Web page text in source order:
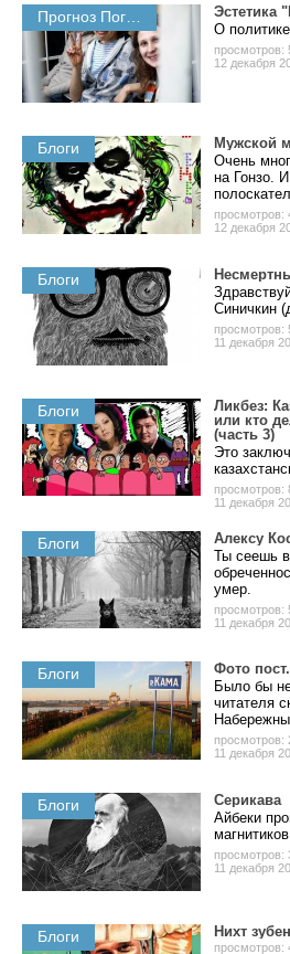
Эстетика
О
просмотров:
12 декабря
Блоги
Мужской
Очень
на Гонзо.
просмотров:
12 декабря
Блоги
Синичкин
просмотров:
11 декабря
Блоги
Ликбез:
или кто
(часть 3)
Это
просмотров:
11 декабря
Блоги
Алексу
Ты сеешь
умер.
просмотров:
11 декабря
Блоги
Фото
Было бы
читателя
просмотров:
11 декабря
Блоги
Серикава
Айбеки
просмотров:
11 декабря
Блоги Нихт
просмотров: